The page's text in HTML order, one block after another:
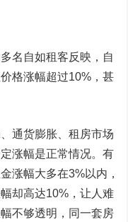
名自如租客反映，自
格涨幅超过10%，甚
通货膨胀、租房市场
涨幅是正常情况。有
涨幅大多在3%以内，
却高达10%，让人难
不够透明，同一套房